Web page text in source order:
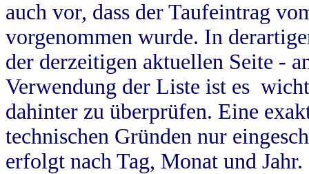
auch vor, dass der Taufeintrag
vorgenommen wurde. In
der derzeitigen aktuellen Seite -
Verwendung der Liste ist es
dahinter zu überprüfen. Eine
technischen Gründen nur
erfolgt nach Tag, Monat und Jahr.